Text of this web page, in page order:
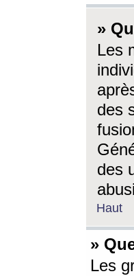
»
Les
des
des
Haut
»
Les